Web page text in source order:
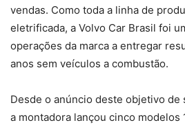
vendas. Como toda a linha de
eletrificada, a Volvo Car Brasil foi
operações da marca a entregar
anos sem veículos a combustão.
Desde o anúncio deste objetivo
a montadora lançou cinco modelos